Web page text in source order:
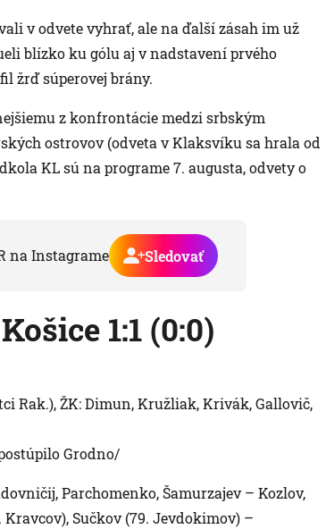
v odvete vyhrať, ale na ďalší zásah im už
blízko ku gólu aj v nadstavení prvého
žrď súperovej brány.
z konfrontácie medzi srbským
ostrovov (odveta v Klaksvíku sa hrala od
KL sú na programe 7. augusta, odvety o
na Instagrame Sledovať
1:1 (0:0)
Rak.), ŽK: Dimun, Kružliak, Krivák, Gallovič,
Grodno/
Parchomenko, Šamurzajev – Kozlov,
Sučkov (79. Jevdokimov) –